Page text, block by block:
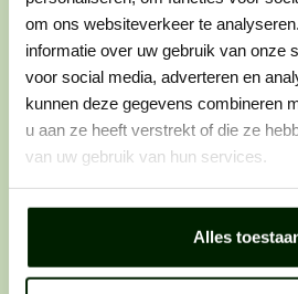
om ons websiteverkeer te
informatie over uw gebruik van onze
voor social media, adverteren en
kunnen deze gegevens combineren
u aan ze heeft verstrekt of die ze
van uw gebruik van hun services.
Alles
Wij helpen buitenwerkers om de
te worden. Dat werkt als volgt:
Stap 1: solliciteren
Zie je een vacature die
direct. Want wij horen graag
zoals jij.